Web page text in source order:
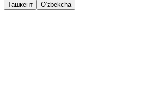
Ташкент O‘zbekcha